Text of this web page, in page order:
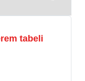
tabeli